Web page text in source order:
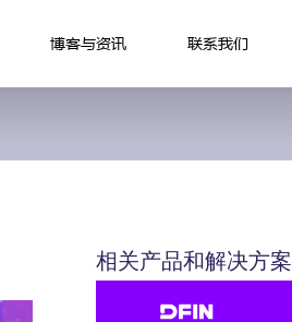
博客与资讯 联系我们
相关产品和解决方案